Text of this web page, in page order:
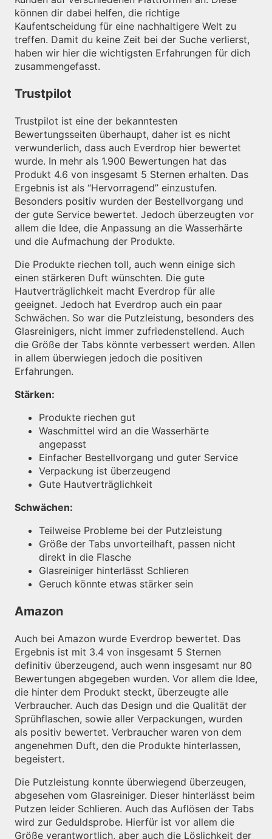
können dir dabei helfen, die richtige
Kaufentscheidung für eine nachhaltigere Welt zu
treffen. Damit du keine Zeit bei der Suche verlierst,
haben wir hier die wichtigsten Erfahrungen für dich
zusammengefasst.
Trustpilot
Trustpilot ist eine der bekanntesten
Bewertungsseiten überhaupt, daher ist es nicht
verwunderlich, dass auch Everdrop hier bewertet
wurde. In mehr als 1.900 Bewertungen hat das
Produkt 4.6 von insgesamt 5 Sternen erhalten. Das
Ergebnis ist als “Hervorragend” einzustufen.
Besonders positiv wurden der Bestellvorgang und
der gute Service bewertet. Jedoch überzeugten vor
allem die Idee, die Anpassung an die Wasserhärte
und die Aufmachung der Produkte.
Die Produkte riechen toll, auch wenn einige sich
einen stärkeren Duft wünschten. Die gute
Hautverträglichkeit macht Everdrop für alle
geeignet. Jedoch hat Everdrop auch ein paar
Schwächen. So war die Putzleistung, besonders des
Glasreinigers, nicht immer zufriedenstellend. Auch
die Größe der Tabs könnte verbessert werden. Allen
in allem überwiegen jedoch die positiven
Erfahrungen.
Stärken:
Produkte riechen gut
Waschmittel wird an die Wasserhärte
angepasst
Einfacher Bestellvorgang und guter Service
Verpackung ist überzeugend
Gute Hautverträglichkeit
Schwächen:
Teilweise Probleme bei der Putzleistung
Größe der Tabs unvorteilhaft, passen nicht
direkt in die Flasche
Glasreiniger hinterlässt Schlieren
Geruch könnte etwas stärker sein
Amazon
Auch bei Amazon wurde Everdrop bewertet. Das
Ergebnis ist mit 3.4 von insgesamt 5 Sternen
definitiv überzeugend, auch wenn insgesamt nur 80
Bewertungen abgegeben wurden. Vor allem die Idee,
die hinter dem Produkt steckt, überzeugte alle
Verbraucher. Auch das Design und die Qualität der
Sprühflaschen, sowie aller Verpackungen, wurden
als positiv bewertet. Verbraucher waren von dem
angenehmen Duft, den die Produkte hinterlassen,
begeistert.
Die Putzleistung konnte überwiegend überzeugen,
abgesehen vom Glasreiniger. Dieser hinterlässt beim
Putzen leider Schlieren. Auch das Auflösen der Tabs
wird zur Geduldsprobe. Hierfür ist vor allem die
Größe verantwortlich, aber auch die Löslichkeit der